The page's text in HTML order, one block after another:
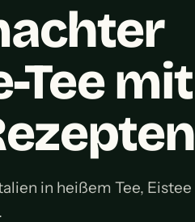
Tee mit
in heißem Tee, Eistee